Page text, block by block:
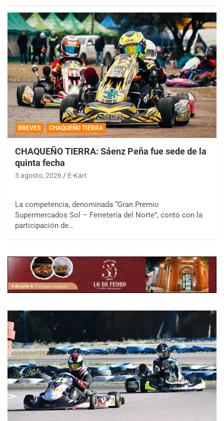
BREVES CHAQUEÑO TIERRA
CHAQUEÑO TIERRA: Sáenz Peña fue sede de la
quinta fecha
5 agosto, 2026 E-Kart
La competencia, denominada “Gran Premio
Supermercados Sol – Ferretería del Norte”, contó con la
participación de…